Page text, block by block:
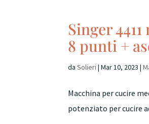
Singer
8 punti +
daSolieri |Mar 10, 2023 |
Macchina per cucire
potenziato per cucire